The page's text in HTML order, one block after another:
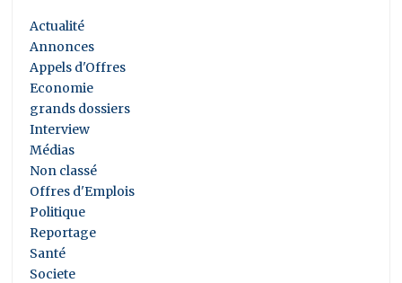
Actualité
Annonces
Appels d'Offres
Economie
grands dossiers
Interview
Médias
Non classé
Offres d'Emplois
Politique
Reportage
Santé
Societe